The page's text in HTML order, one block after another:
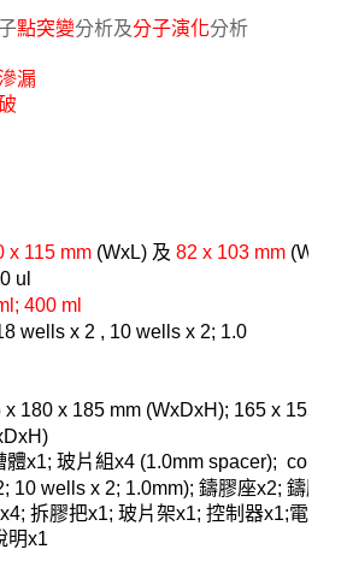
點突變分析及分子演化分析
漏
x 115 mm (WxL) 及82 x 103 mm (WxL)
ul
400 ml
wells x 2 , 10 wells x 2; 1.0
x 180 x 185 mm (WxDxH); 165 x 155
體x1;玻片組x4 (1.0mm spacer); comb
10 wells x 2; 1.0mm);鑄膠座x2;鑄膠
x4;拆膠把x1;玻片架x1;控制器x1;電源
明x1